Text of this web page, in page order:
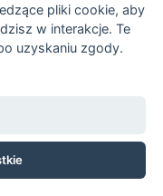
Files
teraz znacznie
a była
2026-06-27
pliki cookie, aby
w interakcje. Te
uzyskaniu zgody.